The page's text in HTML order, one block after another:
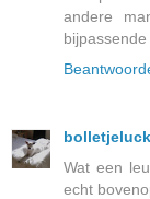
andere
Wat een
echt